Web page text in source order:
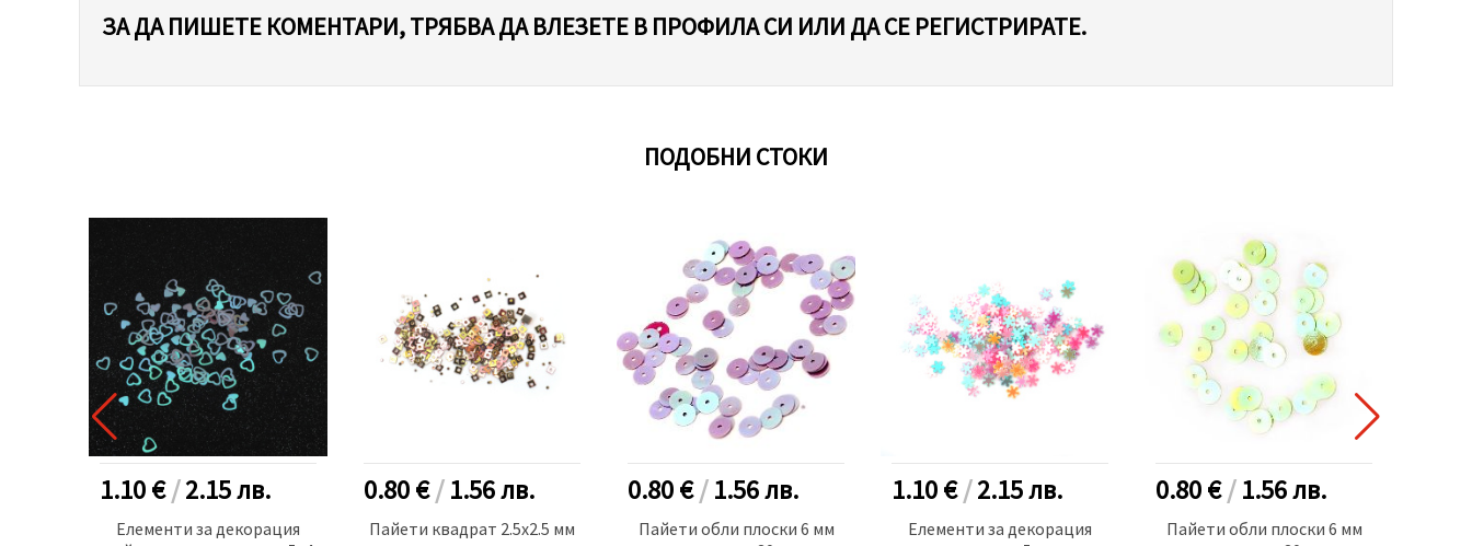
ЗА ДА ПИШЕТЕ КОМЕНТАРИ, ТРЯБВА ДА ВЛЕЗЕТЕ В ПРОФИЛА СИ ИЛИ ДА СЕ РЕГИСТРИРАТЕ.
ПОДОБНИ СТОКИ
1.10 €/2.15лв.
Елементи за декорация
0.80 €/1.56лв.
Пайети квадрат 2.5x2.5 мм
0.80 €/1.56лв.
Пайети обли плоски 6 мм
1.10 €/2.15лв.
Елементи за декорация
0.80 €/1.56лв.
Пайети обли плоски 6 мм